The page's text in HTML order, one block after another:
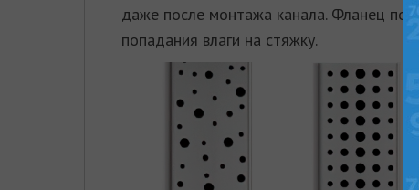
даже после монтажа канала. Фланец по
попадания влаги на стяжку.